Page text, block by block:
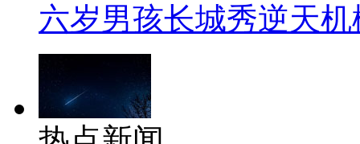
六岁男孩长城秀逆天机